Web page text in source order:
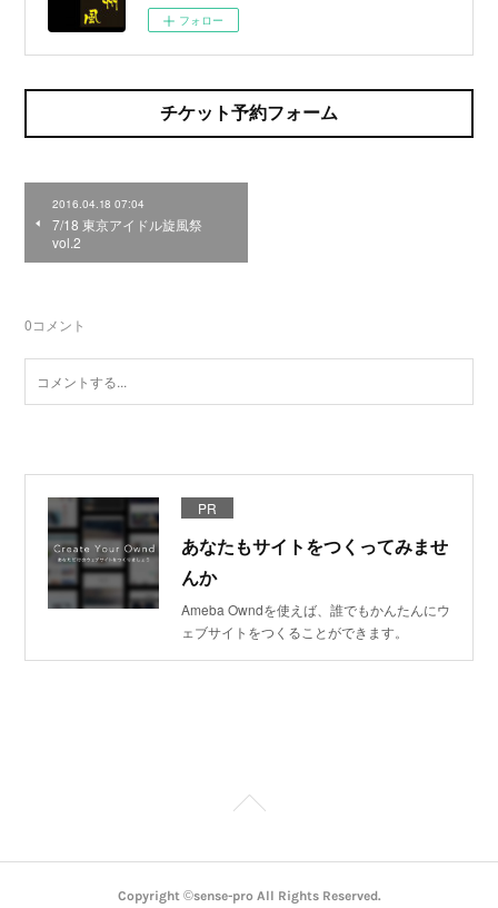
フォロー
チケット予約フォーム
2016.04.18 07:04
7/18 東京アイドル旋風祭
vol.2
0コメント
PR
あなたもサイトをつくってみませ
んか
Ameba Owndを使えば、誰でもかんたんにウ
ェブサイトをつくることができます。
Copyright ©sense-pro All Rights Reserved.